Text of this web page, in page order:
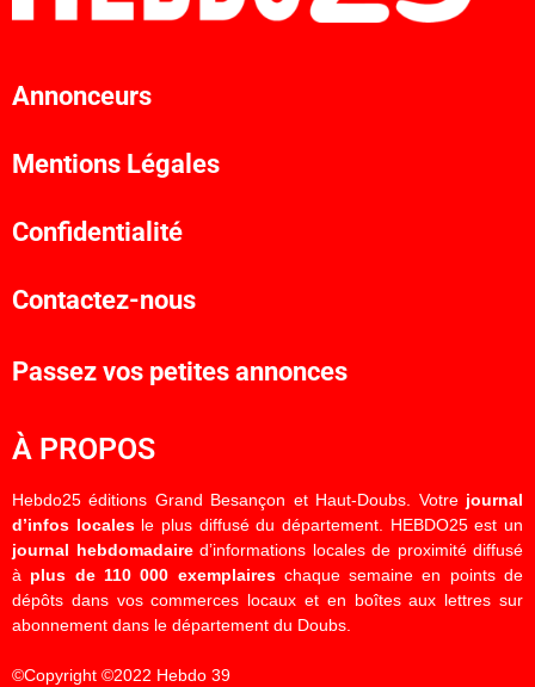
Annonceurs
Mentions Légales
Confidentialité
Contactez-nous
Passez vos petites annonces
À PROPOS
Hebdo25 éditions Grand Besançon et Haut-Doubs. Votre journal
d’infos localesle plus diffusé du département. HEBDO25 est un
journal hebdomadaired’informations locales de proximité diffusé
à plus de 110 000 exemplaireschaque semaine en points de
dépôts dans vos commerces locaux et en boîtes aux lettres sur
abonnement dans le département du Doubs.
©Copyright ©2022 Hebdo 39